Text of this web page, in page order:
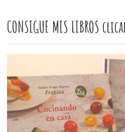
CONSIGUE MIS LIBROS